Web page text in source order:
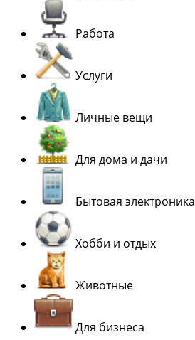
Работа
Услуги
Личные вещи
Для дома и дачи
Бытовая электроника
Хобби и отдых
Животные
Для бизнеса